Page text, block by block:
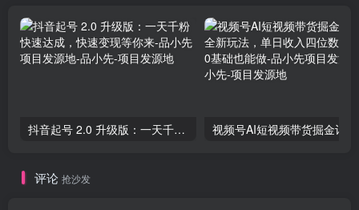
抖音起号 2.0 升级版：一天千粉快速达成，快速变现等你来-品小先项目发源地
评论 抢沙发